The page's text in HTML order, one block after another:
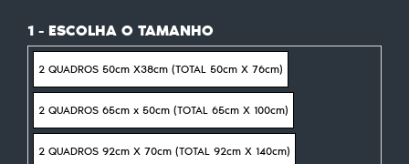
1 - ESCOLHA O TAMANHO
2 QUADROS 50cm X38cm (TOTAL 50cm X 76cm)
2 QUADROS 65cm x 50cm (TOTAL 65cm X 100cm)
2 QUADROS 92cm X 70cm (TOTAL 92cm X 140cm)